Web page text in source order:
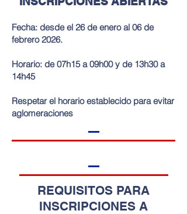
Fecha: desde el 26 de enero al 06 de
febrero 2026.
Horario: de 07h15 a 09h00 y de 13h30 a
14h45
Respetar el horario establecido para evitar
aglomeraciones
REQUISITOS PARA
INSCRIPCIONES A